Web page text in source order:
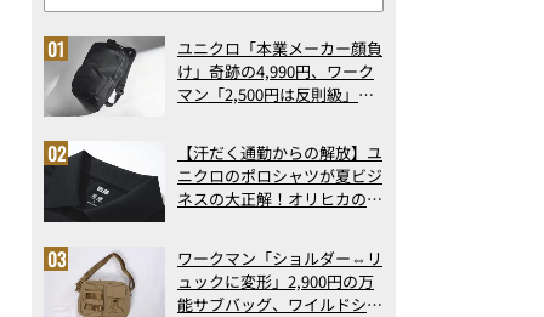
ユニクロ「本業メーカー顔負
け」奇跡の4,990円、ワーク
マン「2,500円は反則級」凄
ト3】（2026年6月版）
【汗だく通勤からの解放】ユ
ニクロのポロシャツが夏ビジ
ネスの大正解！オリヒカの透
アの実力
ワークマン「ショルダー⇔リ
ュックに変形」2,900円の万
能サブバッグ、ワイルドシン